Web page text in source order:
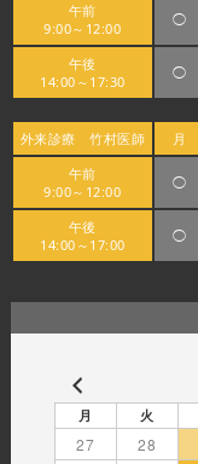
午前
9:00～12:00
◯
午後
14:00～17:30
◯
外来診療 竹村医師 月
午前
9:00～12:00
◯
午後
14:00～17:00
◯
月 火
27 28